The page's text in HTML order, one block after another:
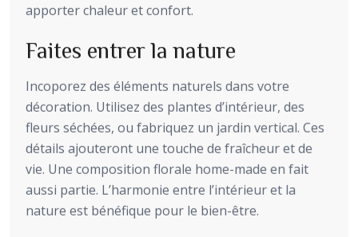
apporter chaleur et confort.
Faites entrer la nature
Incoporez des éléments naturels dans votre
décoration. Utilisez des plantes d’intérieur, des
fleurs séchées, ou fabriquez un jardin vertical. Ces
détails ajouteront une touche de fraîcheur et de
vie. Une composition florale home-made en fait
aussi partie. L’harmonie entre l’intérieur et la
nature est bénéfique pour le bien-être.